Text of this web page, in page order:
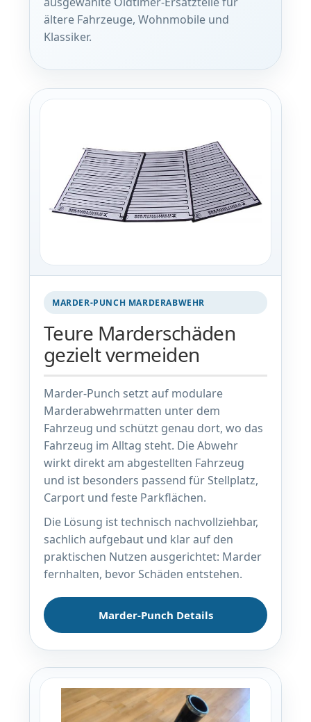
ältere Fahrzeuge, Wohnmobile und
Klassiker.
MARDER-PUNCH MARDERABWEHR
Teure Marderschäden
gezielt vermeiden
Marder-Punch setzt auf modulare
Marderabwehrmatten unter dem
Fahrzeug und schützt genau dort, wo das
Fahrzeug im Alltag steht. Die Abwehr
wirkt direkt am abgestellten Fahrzeug
und ist besonders passend für Stellplatz,
Carport und feste Parkflächen.
Die Lösung ist technisch nachvollziehbar,
sachlich aufgebaut und klar auf den
praktischen Nutzen ausgerichtet: Marder
fernhalten, bevor Schäden entstehen.
Marder-Punch Details